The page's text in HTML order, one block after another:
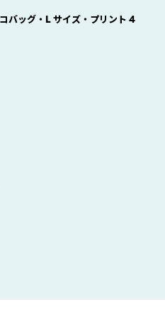
バッグ ・ L サイズ ・ プリント 4